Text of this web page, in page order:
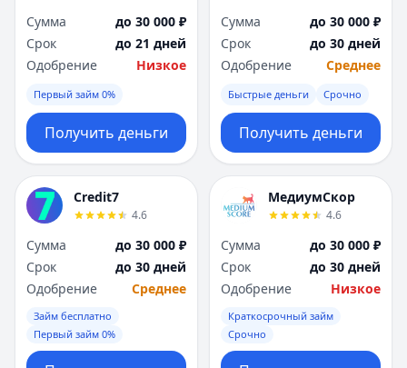
Сумма
до 30 000 ₽
Срок
до 21 дней
Одобрение
Низкое
Первый займ 0%
Получить деньги
Сумма
до 30 000 ₽
Срок
до 30 дней
Одобрение
Среднее
Быстрые деньги Срочно
Получить деньги
Credit7
4.6
Сумма
до 30 000 ₽
Срок
до 30 дней
Одобрение
Среднее
Займ бесплатно
Первый займ 0%
МедиумСкор
4.6
Сумма
до 30 000 ₽
Срок
до 30 дней
Одобрение
Низкое
Краткосрочный займ
Срочно